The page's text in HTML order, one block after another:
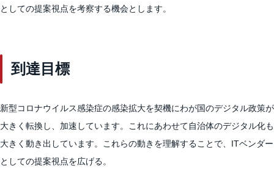
としての提案視点を考察する機会とします。
到達目標
新型コロナウイルス感染症の感染拡大を契機にわが国のデジタル政策が
大きく転換し、加速しています。これにあわせて自治体のデジタル化も
大きく動き出しています。これらの動きを理解することで、ITベンダー
としての提案視点を広げる。